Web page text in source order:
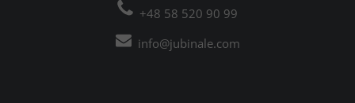
+48 58 520 90 99
info@jubinale.com